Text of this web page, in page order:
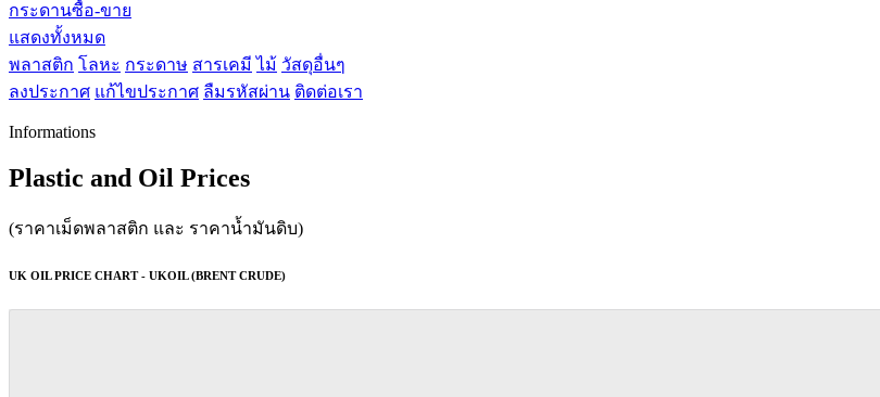
กระดานซื้อ-ขาย
แสดงทั้งหมด
พลาสติก โลหะ กระดาษ สารเคมี ไม้ วัสดุอื่นๆ
ลงประกาศ แก้ไขประกาศ ลืมรหัสผ่าน ติดต่อเรา
Informations
Plastic and Oil Prices
(ราคาเม็ดพลาสติก และ ราคาน้ำมันดิบ)
UK OIL PRICE CHART - UKOIL (BRENT CRUDE)